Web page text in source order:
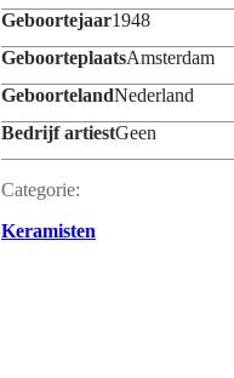
Geboortejaar1948
GeboorteplaatsAmsterdam
GeboortelandNederland
Bedrijf artiestGeen
Categorie:
Keramisten